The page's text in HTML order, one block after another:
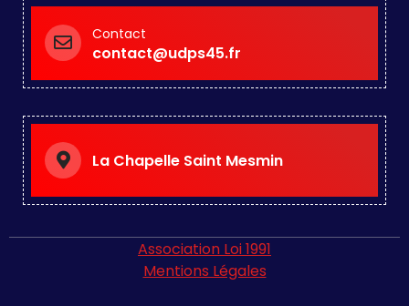
Contact
contact@udps45.fr
La Chapelle Saint Mesmin
Association Loi 1991
Mentions Légales